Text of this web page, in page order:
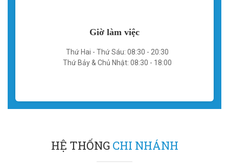
Giờ làm việc
Thứ Hai - Thứ Sáu: 08:30 - 20:30
Thứ Bảy & Chủ Nhật: 08:30 - 18:00
HỆ THỐNG CHI NHÁNH